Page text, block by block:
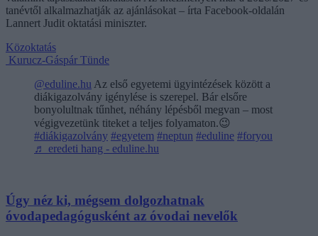
tanévtől alkalmazhatják az ajánlásokat – írta Facebook-oldalán
Lannert Judit oktatási miniszter.
Közoktatás
Kurucz-Gáspár Tünde
@eduline.hu Az első egyetemi ügyintézések között a
diákigazolvány igénylése is szerepel. Bár elsőre
bonyolultnak tűnhet, néhány lépésből megvan – most
végigvezetünk titeket a teljes folyamaton.😉
#diákigazolvány #egyetem #neptun #eduline #foryou
♬ eredeti hang - eduline.hu
Úgy néz ki, mégsem dolgozhatnak
óvodapedagógusként az óvodai nevelők